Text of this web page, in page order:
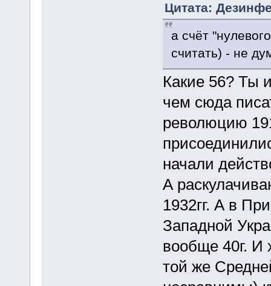
Цитата:
а счёт
считать) - не
Какие 56? Ты
чем сюда
революцию
начали
А
1932гг. А в
Западной
вообще 40г. И
той же